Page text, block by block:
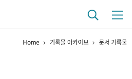
Home 기록물 아카이브 문서 기록물